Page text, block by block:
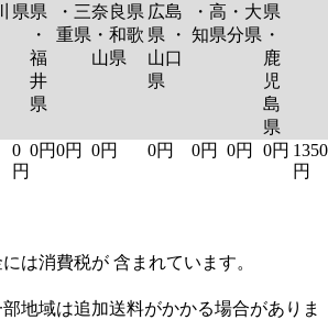
県県
・
福
井
県
・三
重県
奈良県
・和歌
山県
広島
県 ・
山口
県
・高
知県
・大
分県
県
・
鹿
児
島
県
0
円
0円0円 0円 0円 0円 0円 0円 1350
円
は消費税が 含まれています。
地域は追加送料がかかる場合がありま